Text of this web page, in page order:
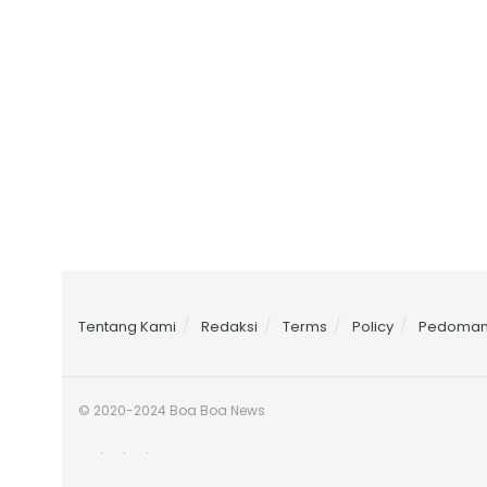
Tentang Kami Redaksi Terms Policy
© 2020-2024 Boa Boa News